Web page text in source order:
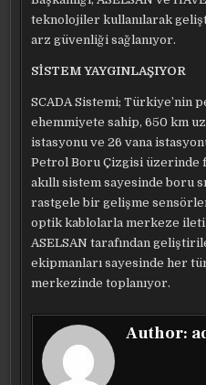
teknolojiler kullanılarak
arz güvenliği sağlanıyor.
SİSTEM YAYGINLAŞIYOR
SCADA Sistemi; Türkiye’nin
ehemmiyete sahip, 650 km
istasyonu ve 26 vana
Petrol Boru Çizgisi üzerinde
akıllı sistem sayesinde boru
rastgele bir gelişme
optik kablolarla merkeze
ASELSAN tarafından
ekipmanları sayesinde her
merkezinde toplanıyor.
Author: